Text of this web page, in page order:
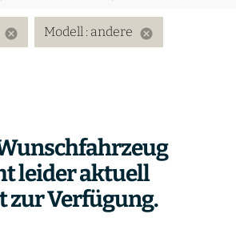
cancel Modell : andere cancel
leider aktuell
zur Verfügung.